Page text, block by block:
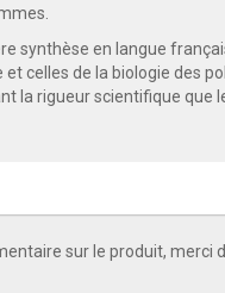
synthèse en langue
celles de la biologie des
la rigueur scientifique que
sur le produit, merci